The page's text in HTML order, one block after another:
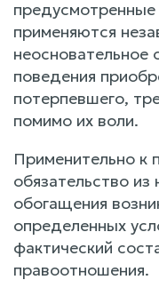
предусмотренные
применяются
неосновательное
поведения
потерпевшего,
помимо их воли.
Применительно к
обязательство из
обогащения
определенных
фактический
правоотношения.